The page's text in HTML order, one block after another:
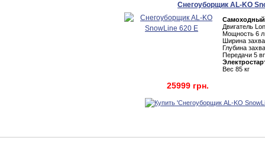
Снегоуборщик AL-KO
Самоходный
Двигатель
Мощность 6
Ширина
Глубина
Передачи 5
Вес 85 кг
25999 грн.